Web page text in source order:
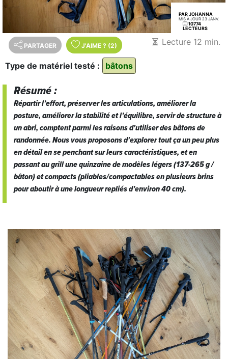
PAR JOHANNA
MIS À JOUR 23 JANV.
10774
LECTEURS
PARTAGER J'AIME ? (2) Lecture 12 min.
Type de matériel testé : bâtons
Résumé :
Répartir l’effort, préserver les articulations, améliorer la
posture, améliorer la stabilité et l’équilibre, servir de structure à
un abri, comptent parmi les raisons d'utiliser des bâtons de
randonnée. Nous vous proposons d'explorer tout ça un peu plus
en détail en se penchant sur leurs caractéristiques, et en
passant au grill une quinzaine de modèles légers (137-265 g /
bâton) et compacts (pliables/compactables en plusieurs brins
pour aboutir à une longueur repliés d’environ 40 cm).